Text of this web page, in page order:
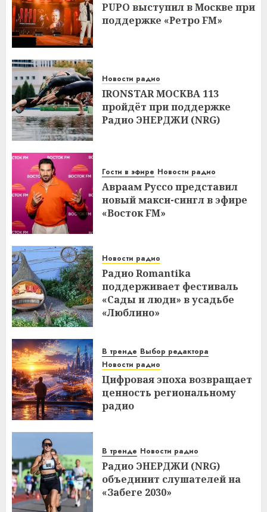
PUPO выступил в Москве при
поддержке «Ретро FM»
Новости радио
IRONSTAR МОСКВА 113
пройдёт при поддержке
Радио ЭНЕРДЖИ (NRG)
Гости в эфире Новости радио
Авраам Руссо представил
новый макси-сингл в эфире
«Восток FM»
Новости радио
Радио Romantika
поддерживает фестиваль
«Сады и люди» в усадьбе
«Люблино»
В тренде Выбор редактора
Новости радио
Цифровая эпоха возвращает
ценность региональному
радио
В тренде Новости радио
Радио ЭНЕРДЖИ (NRG)
объединит слушателей на
«Забеге 2030»